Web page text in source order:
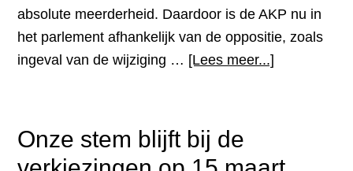
absolute meerderheid. Daardoor is de AKP nu in
het parlement afhankelijk van de oppositie, zoals
ingeval van de wijziging … [Lees meer...]
Onze stem blijft bij de